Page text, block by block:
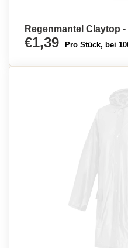
Regenmantel Claytop
€1,39 Pro Stück, bei